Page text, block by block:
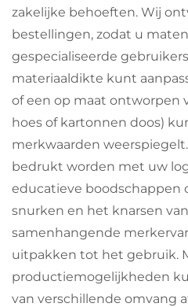
zakelijke behoeften. Wij
bestellingen, zodat u
gespecialiseerde
materiaaldikte kunt
of een op maat ontworpen
hoes of kartonnen doos)
merkwaarden
bedrukt worden met uw
educatieve boodschappen
snurken en het knarsen
samenhangende
uitpakken tot het gebruik.
productiemogelijkheden
van verschillende omvang